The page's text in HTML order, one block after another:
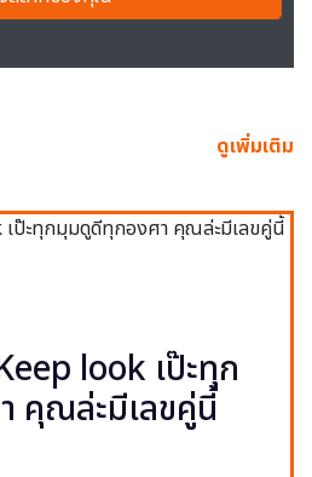
ดูเพิ่มเติม
look เป๊ะทุก
คุณล่ะมีเลขคู่นี้